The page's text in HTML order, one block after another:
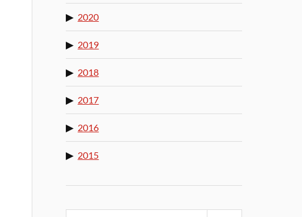
2020
2019
2018
2017
2016
2015